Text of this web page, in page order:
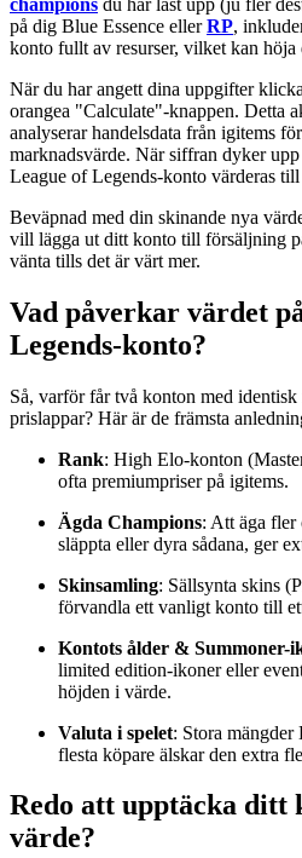
på dig Blue Essence ellerRP,
konto fullt av resurser, vilket kan
När du har angett dina uppgifter
orangea "Calculate"-knappen. Detta
analyserar handelsdata från igitems
marknadsvärde. När siffran dyker
League of Legends-konto värderas
Beväpnad med din skinande nya
vill lägga ut ditt konto till försäljning
vänta tills det är värt mer.
Vad påverkar värdet
Legends-konto?
Så, varför får två konton med
prislappar? Här är de främsta
Rank: High Elo-konton
ofta premiumpriser på igitems.
Ägda Champions: Att äga fler
släppta eller dyra sådana, ger
Skinsamling: Sällsynta skins
förvandla ett vanligt konto till
Kontots ålder & Summoner-
limited edition-ikoner eller
höjden i värde.
Valuta i spelet: Stora mängder
flesta köpare älskar den extra
Redo att upptäcka ditt
värde?